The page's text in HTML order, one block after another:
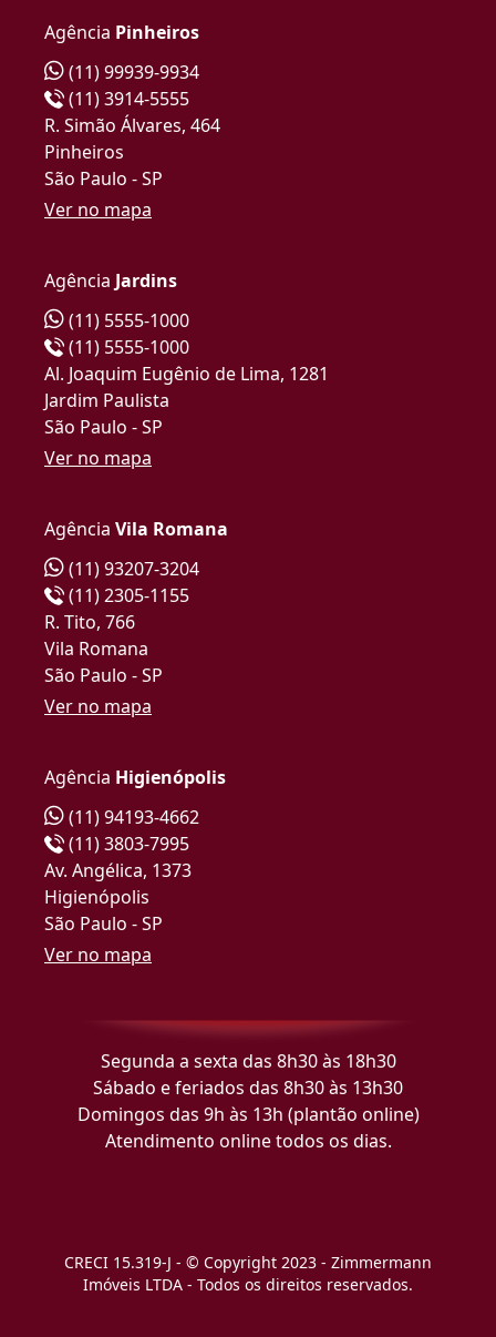
Agência Pinheiros
(11) 99939-9934
(11) 3914-5555
R. Simão Álvares, 464
Pinheiros
São Paulo - SP
Ver no mapa
Agência Jardins
(11) 5555-1000
(11) 5555-1000
Al. Joaquim Eugênio de Lima, 1281
Jardim Paulista
São Paulo - SP
Ver no mapa
Agência Vila Romana
(11) 93207-3204
(11) 2305-1155
R. Tito, 766
Vila Romana
São Paulo - SP
Ver no mapa
Agência Higienópolis
(11) 94193-4662
(11) 3803-7995
Av. Angélica, 1373
Higienópolis
São Paulo - SP
Ver no mapa
Segunda a sexta das 8h30 às 18h30
Sábado e feriados das 8h30 às 13h30
Domingos das 9h às 13h (plantão online)
Atendimento online todos os dias.
CRECI 15.319-J - © Copyright 2023 - Zimmermann
Imóveis LTDA - Todos os direitos reservados.